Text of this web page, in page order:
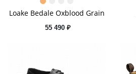
Loake Bedale Oxblood Grain
55 490 ₽